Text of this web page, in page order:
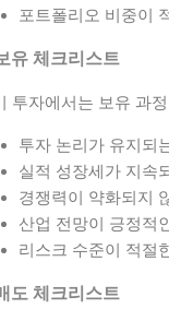
포트폴리오 비중이
유 체크리스트
투자에서는 보유 과
투자 논리가 유지되
실적 성장세가 지속
경쟁력이 약화되지
산업 전망이 긍정적
리스크 수준이 적절
도 체크리스트